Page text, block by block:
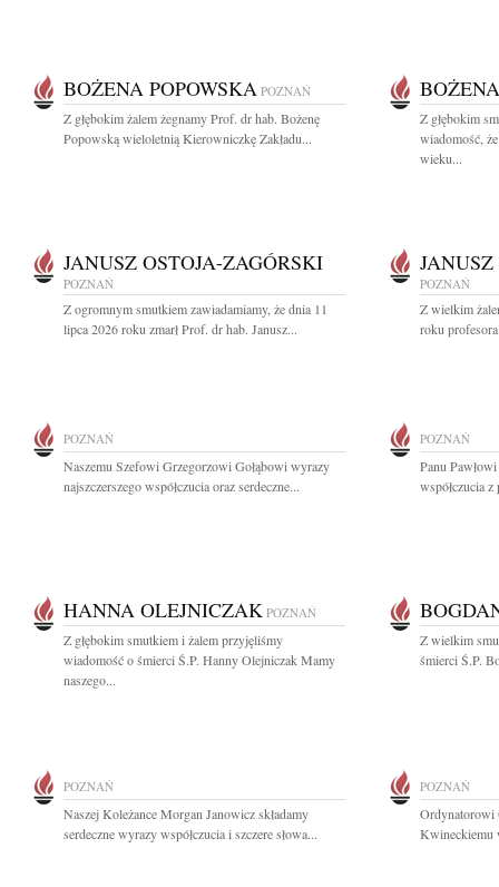
BOŻENA POPOWSKA POZNAŃ
Z głębokim żalem żegnamy Prof. dr hab. Bożenę
Popowską wieloletnią Kierowniczkę Zakładu...
Z głębokim
wiadomość,
wieku...
JANUSZ OSTOJA-ZAGÓRSKI
POZNAŃ
Z ogromnym smutkiem zawiadamiamy, że dnia 11
lipca 2026 roku zmarł Prof. dr hab. Janusz...
POZNAŃ
Z wielkim
roku
POZNAŃ
Naszemu Szefowi Grzegorzowi Gołąbowi wyrazy
najszczerszego współczucia oraz serdeczne...
POZNAŃ
Panu
współczucia
HANNA OLEJNICZAK POZNAŃ
Z głębokim smutkiem i żalem przyjęliśmy
wiadomość o śmierci Ś.P. Hanny Olejniczak Mamy
naszego...
Z wielkim
śmierci Ś.P.
POZNAŃ
Naszej Koleżance Morgan Janowicz składamy
serdeczne wyrazy współczucia i szczere słowa...
POZNAŃ
Ordynatorowi
Kwineckiemu